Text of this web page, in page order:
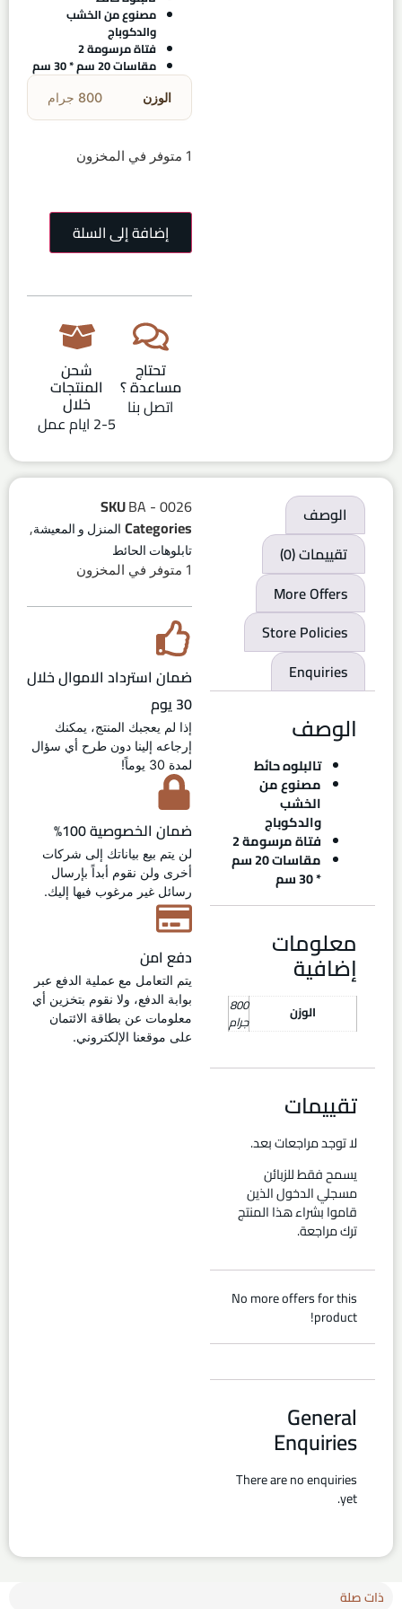
مصنوع من الخشب
والدكوباج
فتاة مرسومة 2
مقاسات 20 سم * 30 سم
الوزن 800 جرام
1 متوفر في المخزون
إضافة إلى السلة
تحتاج
مساعدة ؟
اتصل بنا
شحن
المنتجات
خلال
2-5 ايام عمل
الوصف
تقييمات (0)
More Offers
Store Policies
Enquiries
الوصف
تالبلوه حائط
مصنوع من
الخشب
والدكوباج
فتاة مرسومة 2
مقاسات 20 سم
* 30 سم
معلومات
إضافية
الوزن 800
جرام
تقييمات
لا توجد مراجعات بعد.
يسمح فقط للزبائن
مسجلي الدخول الذين
قاموا بشراء هذا المنتج
ترك مراجعة.
No more offers for this
product!
General
Enquiries
There are no enquiries
yet.
SKUBA - 0026
Categories المنزل و المعيشة,
تابلوهات الحائط
1 متوفر في المخزون
ضمان استرداد الاموال خلال
30 يوم
إذا لم يعجبك المنتج، يمكنك
إرجاعه إلينا دون طرح أي سؤال
لمدة 30 يوماً!
ضمان الخصوصية 100%
لن يتم بيع بياناتك إلى شركات
أخرى ولن نقوم أبداً بإرسال
رسائل غير مرغوب فيها إليك.
دفع امن
يتم التعامل مع عملية الدفع عبر
بوابة الدفع، ولا نقوم بتخزين أي
معلومات عن بطاقة الائتمان
على موقعنا الإلكتروني.
ذات صلة